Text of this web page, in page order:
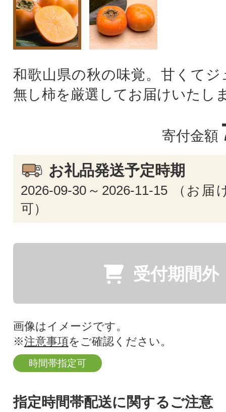
和歌山県の秋の味覚。甘くてジ
無し柿を厳選してお届けいたし
寄付金額
お礼品発送予定時期
2026-09-30～2026-11-15 （お届
可）
受付期間外
画像はイメージです。
※注意事項をご確認ください。
時間帯指定可
指定時間帯配送に関するご注意